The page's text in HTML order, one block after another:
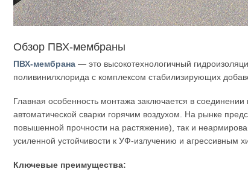
Обзор ПВХ-мембраны
ПВХ-мембрана — это высокотехнологичный
поливинилхлорида с комплексом стабилизирующих
Главная особенность монтажа заключается в
автоматической сварки горячим воздухом. На рынке
повышенной прочности на растяжение), так и
усиленной устойчивости к УФ-излучению и агрессивным
Ключевые преимущества: